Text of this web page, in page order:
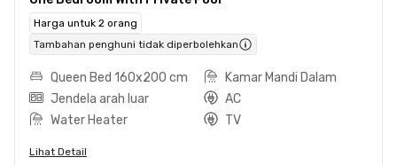
Harga untuk 2 orang
Tambahan penghuni tidak diperbolehkan
Queen Bed 160x200 cm
Kamar Mandi Dalam
Jendela arah luar
AC
Water Heater
TV
Lihat Detail